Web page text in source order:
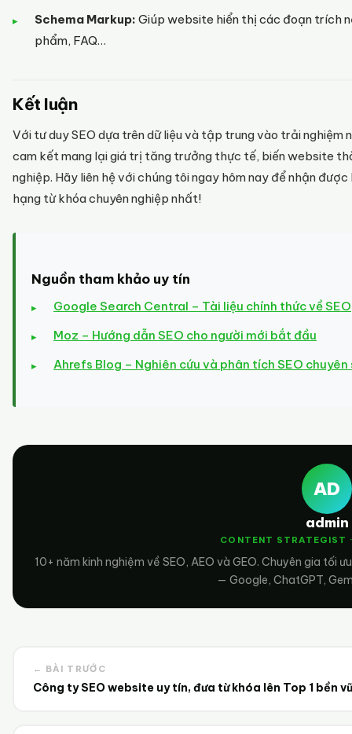
Schema Markup: Giúp website hiển thị các đoạn trích
phẩm, FAQ…
Kết luận
Với tư duy SEO dựa trên dữ liệu và tập trung vào trải nghiệm
cam kết mang lại giá trị tăng trưởng thực tế, biến website
nghiệp. Hãy liên hệ với chúng tôi ngay hôm nay để nhận
hạng từ khóa chuyên nghiệp nhất!
Nguồn tham khảo uy tín
Google Search Central – Tài liệu chính thức về SEO
Moz – Hướng dẫn SEO cho người mới bắt đầu
Ahrefs Blog – Nghiên cứu và phân tích SEO chuyên
AD
admin
CONTENT STRATEGIST
10+ năm kinh nghiệm về SEO, AEO và GEO. Chuyên gia
— Google, ChatGPT,
← BÀI TRƯỚC
Công ty SEO website uy tín, đưa từ khóa lên Top 1 bền